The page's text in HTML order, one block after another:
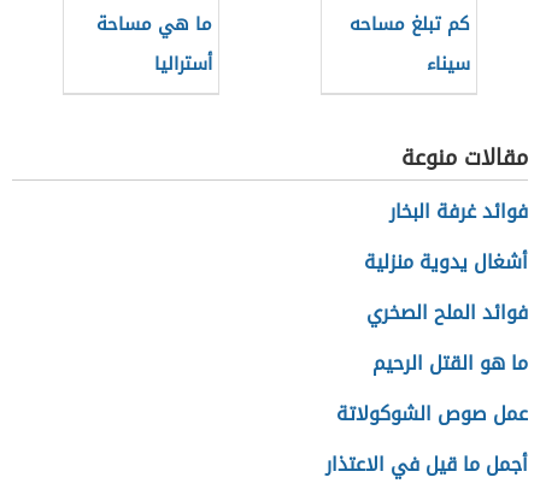
كم تبلغ مساحه
سيناء
ما هي مساحة
أستراليا
مقالات منوعة
فوائد غرفة البخار
أشغال يدوية منزلية
فوائد الملح الصخري
ما هو القتل الرحيم
عمل صوص الشوكولاتة
أجمل ما قيل في الاعتذار